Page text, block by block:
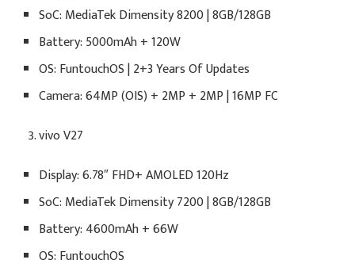
SoC: MediaTek Dimensity 8200 | 8GB/128GB
Battery: 5000mAh + 120W
OS: FuntouchOS | 2+3 Years Of Updates
Camera: 64MP (OIS) + 2MP + 2MP | 16MP FC
vivo V27
Display: 6.78″ FHD+ AMOLED 120Hz
SoC: MediaTek Dimensity 7200 | 8GB/128GB
Battery: 4600mAh + 66W
OS: FuntouchOS